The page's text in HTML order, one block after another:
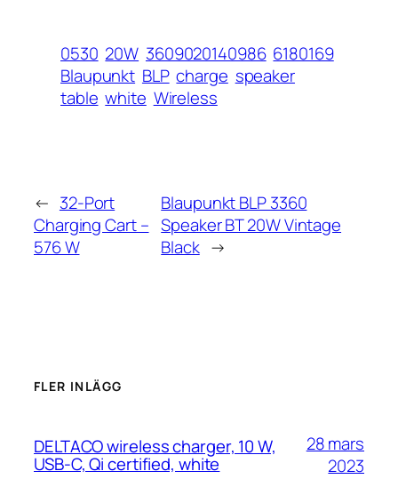
0530 20W 3609020140986 6180169
Blaupunkt BLP charge speaker
table white Wireless
← 32-Port
Charging Cart –
576 W
Blaupunkt BLP 3360
Speaker BT 20W Vintage
Black →
FLER INLÄGG
DELTACO wireless charger, 10 W,
USB-C, Qi certified, white
28 mars
2023